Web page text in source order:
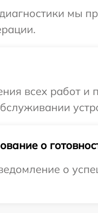
мы
всех работ и
о
о